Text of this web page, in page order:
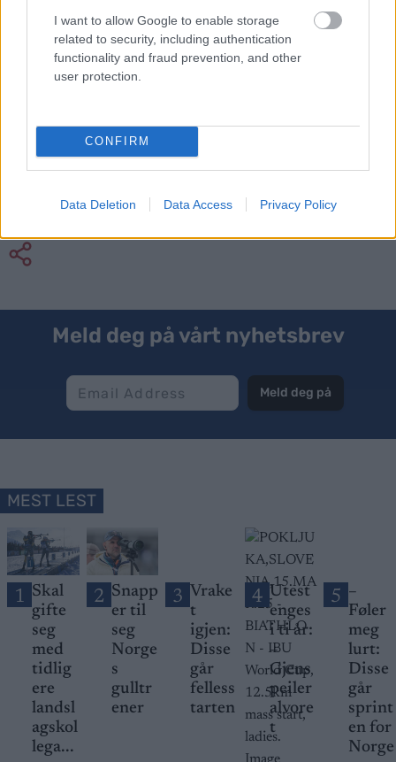
I want to allow Google to enable storage
related to security, including authentication
functionality and fraud prevention, and other
user protection.
CONFIRM
Data Deletion Data Access Privacy Policy
Få med deg det beste innholdet fra VM og
Vasaloppet: Bli medlem på Langrenn.com nå og
sikre deg tilgang til den bredeste og dypeste
alt som skjer inn mot Vasaloppet 5. mars fra
våre reportere på plass i Planica og
langløpsmiljøet.Slå til på kampanjen og få
Meld deg på vårt nyhetsbrev
Meld deg på
MEST LEST
1 Skal
gifte
seg
med
tidlig
ere
landsl
agskol
lega...
2 Snapp
er til
seg
Norge
s
gulltr
ener
3 Vrake
t
igjen:
Disse
går
felless
tarten
4 Utest
enges
i ti år:
–
Gjens
peiler
alvore
t
5 –
Føler
meg
lurt:
Disse
går
sprint
en for
Norge